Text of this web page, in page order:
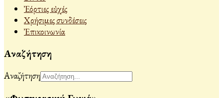
Ἐόρτιες εὐχές
Χρήσιμες συνδέσεις
Ἐπικοινωνία
Αναζήτηση
Αναζήτηση